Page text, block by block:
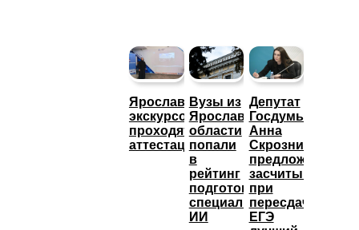
Ярославские
экскурсоводы
проходят
аттестацию
Вузы из
Ярославской
области
попали
в
рейтинг
подготовки
специалистов
ИИ
Депутат
Госдумы
Анна
Скрозникова
предложила
засчитывать
при
пересдаче
ЕГЭ